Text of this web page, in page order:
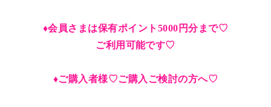
♦︎会員さまは保有ポイント5000円分まで♡
ご利用可能です♡
♦︎ご購入者様♡ご購入ご検討の方へ♡